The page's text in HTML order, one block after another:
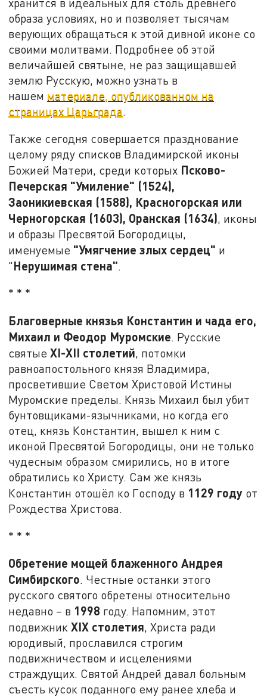
образа условиях, но и позволяет тысячам
верующих обращаться к этой дивной иконе со
своими молитвами. Подробнее об этой
величайшей святыне, не раз защищавшей
землю Русскую, можно узнать в
нашем материале, опубликованном на
страницах Царьграда.
Также сегодня совершается празднование
целому ряду списков Владимирской иконы
Божией Матери, среди которых Псково-
Печерская "Умиление" (1524),
Заоникиевская (1588), Красногорская или
Черногорская (1603), Оранская (1634), иконы
и образы Пресвятой Богородицы,
именуемые "Умягчение злых сердец" и
"Нерушимая стена".
* * *
Благоверные князья Константин и чада его,
Михаил и Феодор Муромские. Русские
святыеXI-XII столетий, потомки
равноапостольного князя Владимира,
просветившие Светом Христовой Истины
Муромские пределы. Князь Михаил был убит
бунтовщиками-язычниками, но когда его
отец, князь Константин, вышел к ним с
иконой Пресвятой Богородицы, они не только
чудесным образом смирились, но в итоге
обратились ко Христу. Сам же князь
Константин отошёл ко Господу в 1129 году от
Рождества Христова.
* * *
Обретение мощей блаженного Андрея
Симбирского. Честные останки этого
русского святого обретены относительно
недавно – в 1998 году. Напомним, этот
подвижникXIX столетия, Христа ради
юродивый, прославился строгим
подвижничеством и исцелениями
страждущих. Святой Андрей давал больным
съесть кусок поданного ему ранее хлеба и